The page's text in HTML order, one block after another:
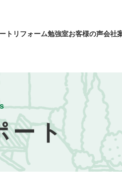
ト リフォーム勉強室お客様の声会社
ート